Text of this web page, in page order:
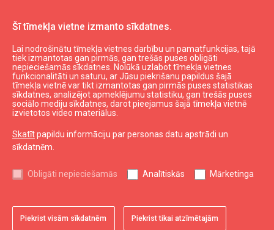
Šī tīmekļa vietne izmanto sīkdatnes.
Lai nodrošinātu tīmekļa vietnes darbību un pamatfunkcijas, tajā
tiek izmantotas gan pirmās, gan trešās puses obligāti
nepieciešamās sīkdatnes. Nolūkā uzlabot tīmekļa vietnes
funkcionalitāti un saturu, ar Jūsu piekrišanu papildus šajā
tīmekļa vietnē var tikt izmantotas gan pirmās puses statistikas
sīkdatnes, analizējot apmeklējumu statistiku, gan trešās puses
sociālo mediju sīkdatnes, darot pieejamus šajā tīmekļa vietnē
izvietotos video materiālus.
Skatītpapildu informāciju par personas datu apstrādi un
sīkdatnēm.
Obligāti nepieciešamās Analītiskās Mārketinga
Piekrist visām sīkdatnēm Piekrist tikai atzīmētajām
Darīt un redzēt Aktīvā atpūta
Laivu noma "Atvars laivas"